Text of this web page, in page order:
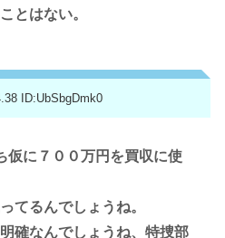
とはない。
ID:UbSbgDmk0
仮に７００万円を買収に使
てるんでしょうね。
確なんでしょうね、特捜部